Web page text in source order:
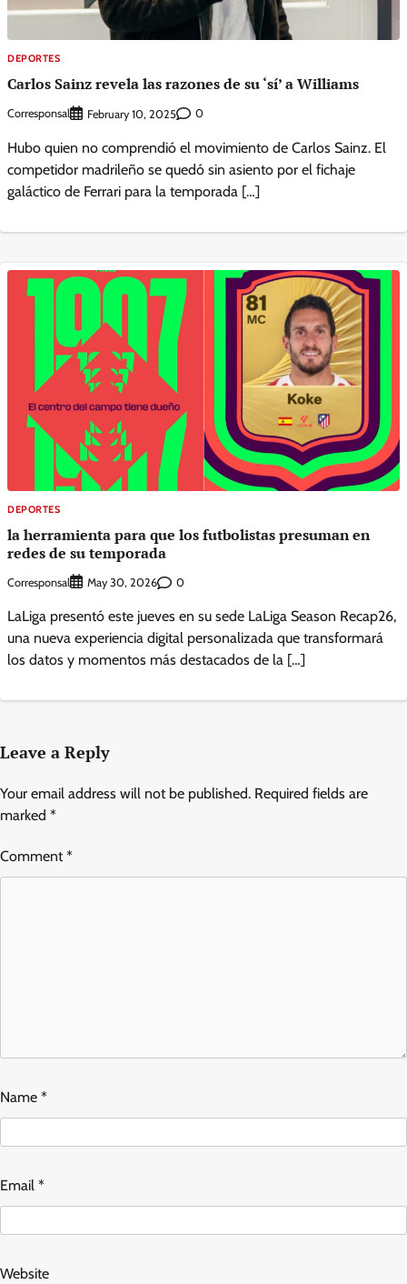
DEPORTES
Carlos Sainz revela las razones de su ‘sí’ a Williams
Corresponsal February 10, 2025 0
Hubo quien no comprendió el movimiento de Carlos Sainz. El
competidor madrileño se quedó sin asiento por el fichaje
galáctico de Ferrari para la temporada […]
DEPORTES
la herramienta para que los futbolistas presuman en
redes de su temporada
Corresponsal May 30, 2026 0
LaLiga presentó este jueves en su sede LaLiga Season Recap26,
una nueva experiencia digital personalizada que transformará
los datos y momentos más destacados de la […]
Leave a Reply
Your email address will not be published. Required fields are
marked *
Comment*
Name *
Email *
Website